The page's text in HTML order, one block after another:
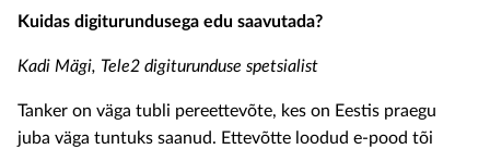
Kuidas digiturundusega edu saavutada?
Kadi Mägi, Tele2 digiturunduse spetsialist
Tanker on väga tubli pereettevõte, kes on Eestis praegu
juba väga tuntuks saanud. Ettevõtte loodud e-pood tõi